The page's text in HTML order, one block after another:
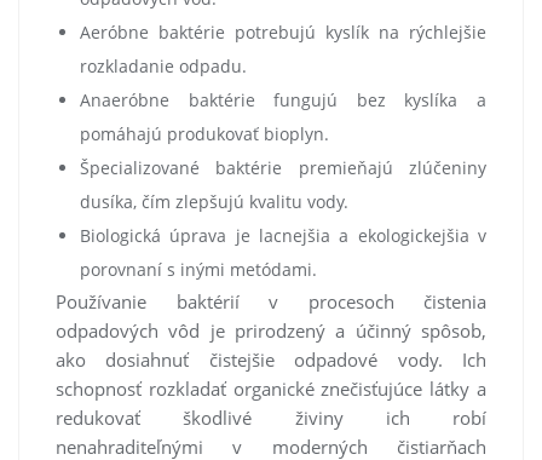
Aeróbne baktérie potrebujú kyslík na rýchlejšie
rozkladanie odpadu.
Anaeróbne baktérie fungujú bez kyslíka a
pomáhajú produkovať bioplyn.
Špecializované baktérie premieňajú zlúčeniny
dusíka, čím zlepšujú kvalitu vody.
Biologická úprava je lacnejšia a ekologickejšia v
porovnaní s inými metódami.
Používanie baktérií v procesoch čistenia
odpadových vôd je prirodzený a účinný spôsob,
ako dosiahnuť čistejšie odpadové vody. Ich
schopnosť rozkladať organické znečisťujúce látky a
redukovať škodlivé živiny ich robí
nenahraditeľnými v moderných čistiarňach